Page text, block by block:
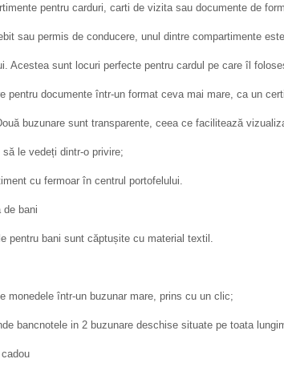
pentru carduri, carti de vizita sau documente de
sau permis de conducere, unul dintre compartimente
Acestea sunt locuri perfecte pentru cardul pe care îl
pentru documente într-un format ceva mai mare, ca un
buzunare sunt transparente, ceea ce facilitează
să le vedeți dintr-o privire;
cu fermoar în centrul portofelului.
de bani
pentru bani sunt căptușite cu material textil.
monedele într-un buzunar mare, prins cu un clic;
bancnotele in 2 buzunare deschise situate pe toata